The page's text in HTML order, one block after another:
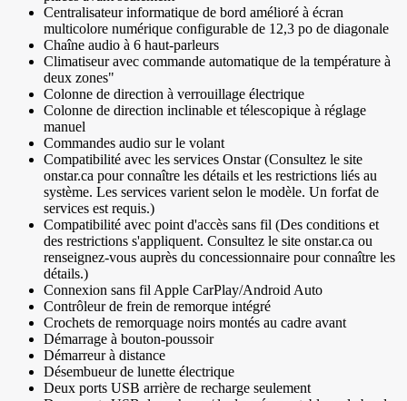
Centralisateur informatique de bord amélioré à écran
multicolore numérique configurable de 12,3 po de diagonale
Chaîne audio à 6 haut-parleurs
Climatiseur avec commande automatique de la température à
deux zones"
Colonne de direction à verrouillage électrique
Colonne de direction inclinable et télescopique à réglage
manuel
Commandes audio sur le volant
Compatibilité avec les services Onstar (Consultez le site
onstar.ca pour connaître les détails et les restrictions liés au
système. Les services varient selon le modèle. Un forfat de
services est requis.)
Compatibilité avec point d'accès sans fil (Des conditions et
des restrictions s'appliquent. Consultez le site onstar.ca ou
renseignez-vous auprès du concessionnaire pour connaître les
détails.)
Connexion sans fil Apple CarPlay/Android Auto
Contrôleur de frein de remorque intégré
Crochets de remorquage noirs montés au cadre avant
Démarrage à bouton-poussoir
Démarreur à distance
Désembueur de lunette électrique
Deux ports USB arrière de recharge seulement